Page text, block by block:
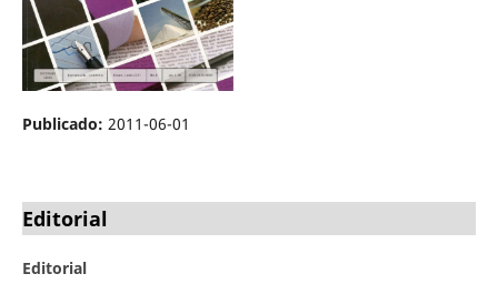
Publicado: 2011-06-01
Editorial
Editorial